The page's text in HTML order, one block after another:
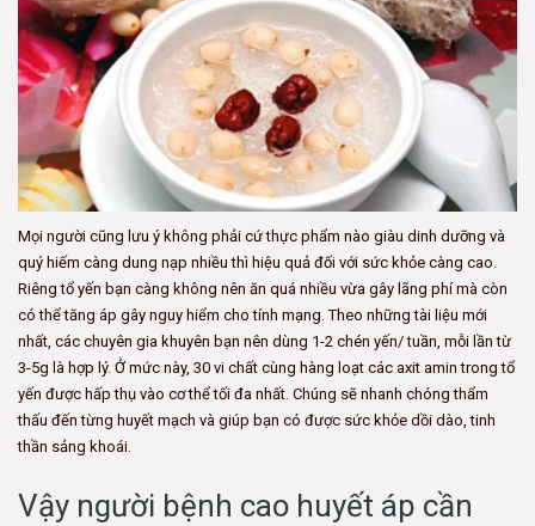
Mọi người cũng lưu ý không phải cứ thực phẩm nào giàu dinh dưỡng và
quý hiếm càng dung nạp nhiều thì hiệu quả đối với sức khỏe càng cao.
Riêng tổ yến bạn càng không nên ăn quá nhiều vừa gây lãng phí mà còn
có thể tăng áp gây nguy hiểm cho tính mạng. Theo những tài liệu mới
nhất, các chuyên gia khuyên bạn nên dùng 1-2 chén yến/ tuần, mỗi lần từ
3-5g là hợp lý. Ở mức này, 30 vi chất cùng hàng loạt các axit amin trong tổ
yến được hấp thụ vào cơ thể tối đa nhất. Chúng sẽ nhanh chóng thẩm
thấu đến từng huyết mạch và giúp bạn có được sức khỏe dồi dào, tinh
thần sảng khoái.
Vậy người bệnh cao huyết áp cần